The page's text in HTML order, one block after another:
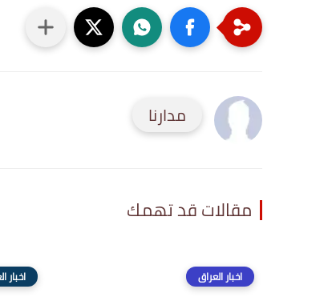
مدارنا
مقالات قد تهمك
اخبار العراق اخبار